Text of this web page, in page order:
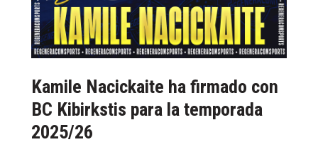
Kamile Nacickaite ha firmado con
BC Kibirkstis para la temporada
2025/26